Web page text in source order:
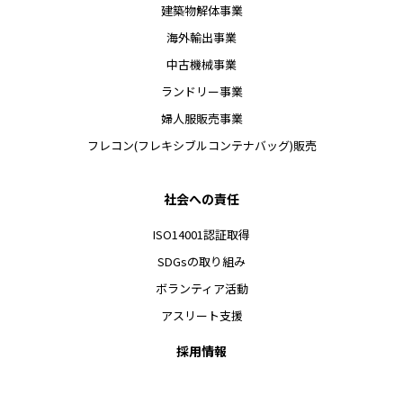
建築物解体事業
海外輸出事業
中古機械事業
ランドリー事業
婦人服販売事業
フレコン(フレキシブルコンテナバッグ)販売
社会への責任
ISO14001認証取得
SDGsの取り組み
ボランティア活動
アスリート支援
採用情報